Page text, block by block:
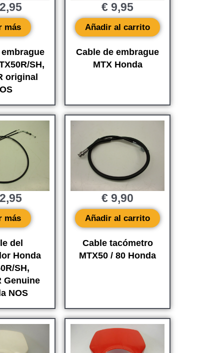
SH,
original
más
Cable de embrague
MTX Honda
€ 9,95
Añadir al carrito
del
Honda
SH,
Genuine
NOS
más
Cable tacómetro
MTX50 / 80 Honda
€ 9,90
Añadir al carrito